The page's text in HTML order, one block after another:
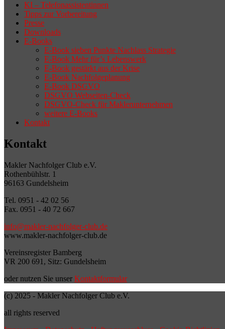
KI – Telefonassistentinnen
Tipps zur Vorbereitung
Presse
Downloads
E-Books
E-Book sieben Punkte Nachlass Strategie
E-Book Mehr für’s Lebenswerk
E-Book gestärkt aus der Krise
E-Book Nachfolgeplanung
E-Book DSGVO
DSGVO Webseiten-Check
DSGVO-Check für Maklerunternehmen
weitere E-Books
Kontakt
Kontakt
Makler Nachfolger Club e.V.
Rothenbühlstr. 1
96163 Gundelsheim
Tel. 0951 - 42 02 56
Fax. 0951 - 40 72 667
info@makler-nachfolger-club.de
www.makler-nachfolger-club.de
Vereinsregister Bamberg
VR 200 691, Sitz: Gundelsheim
oder nutzen Sie unser Kontaktformular
(c) 2025 - Makler Nachfolger Club e.V.
all rights reserved